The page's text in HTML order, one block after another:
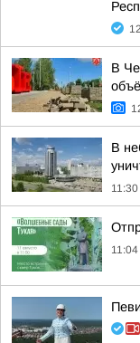
В
В
11:30
11:04